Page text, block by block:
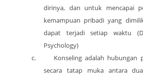
dirinya, dan untuk mencapai
kemampuan pribadi yang
dapat terjadi setiap waktu
Psychology)
c.
Konseling adalah hubungan
secara tatap muka antara